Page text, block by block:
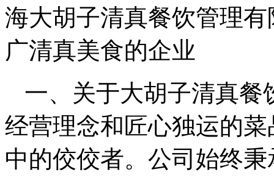
海大胡子清真餐饮管理
广清真美食的企业
一、关于大胡子清真餐
经营理念和匠心独运的
中的佼佼者。公司始终